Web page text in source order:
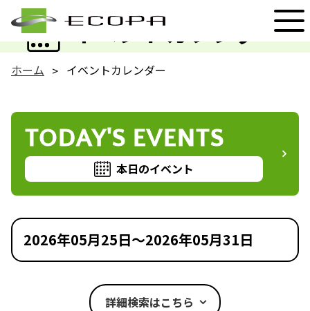
イベントカレンダー
EVENT
ホーム イベントカレンダー
TODAY'S EVENTS
本日のイベント
2026年05月25日～2026年05月31日
詳細検索はこちら